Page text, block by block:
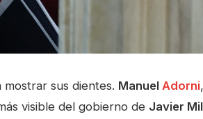
sus dientes. Manuel Adorni
visible del gobierno de Javier